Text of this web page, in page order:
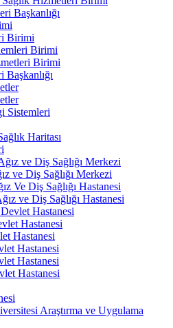
Başkanlığı
Birimi
Birimi
Birimi
Sistemleri
Haritası
ve Diş Sağlığı Merkezi
ve Diş Sağlığı Merkezi
Ve Diş Sağlığı Hastanesi
ve Diş Sağlığı Hastanesi
Hastanesi
Hastanesi
Hastanesi
Hastanesi
Hastanesi
Hastanesi
Araştırma ve Uygulama